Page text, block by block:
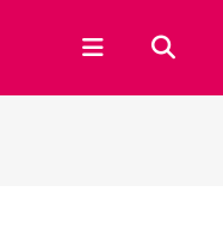
Ouvrir le